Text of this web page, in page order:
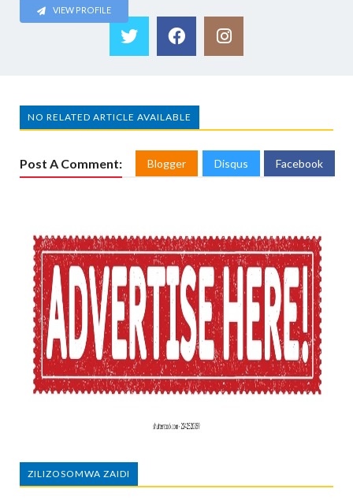
VIEW PROFILE
NO RELATED ARTICLE AVAILABLE
Post A Comment: Blogger Disqus Facebook
ZILIZOSOMWA ZAIDI